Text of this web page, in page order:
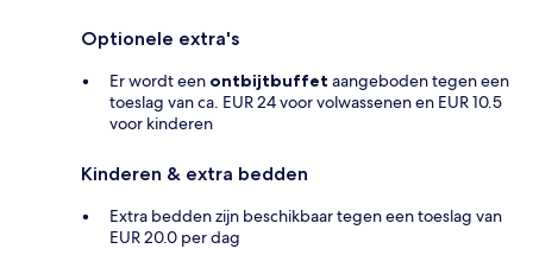
Optionele extra's
Er wordt een ontbijtbuffet aangeboden tegen een
toeslag van ca. EUR 24 voor volwassenen en EUR 10.5
voor kinderen
Kinderen & extra bedden
Extra bedden zijn beschikbaar tegen een toeslag van
EUR 20.0 per dag